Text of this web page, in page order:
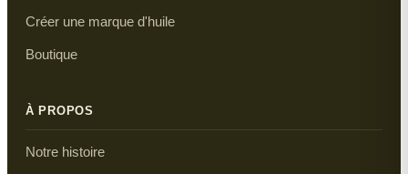
Créer une marque d'huile
Boutique
À PROPOS
Notre histoire